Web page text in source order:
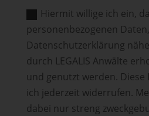
Hiermit willige ich ein,
personenbezogenen
Datenschutzerklärung
durch LEGALIS Anwälte
und genutzt werden. Diese
ich jederzeit widerrufen.
dabei nur streng